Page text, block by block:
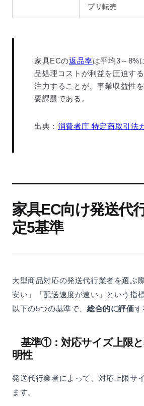
プリ転売
家具ECの返品率は平均3～8%
品処理コストが利益を圧迫す
注力することが、事業収益性
要課題である。
出典： 消費者庁 特定商取引法
家具EC向け発送代
定5基準
大型商品対応の発送代行業者を選ぶ
安い」「配送速度が速い」という指
以下の5つの基準で、 総合的に評価す
基準①：対応サイズ上限
明性
発送代行業者によって、対応上限サ
ます。